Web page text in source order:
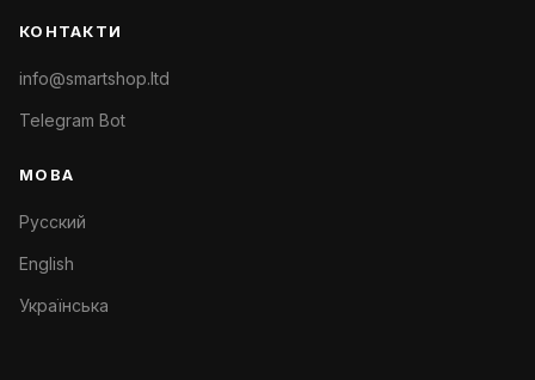
КОНТАКТИ
info@smartshop.ltd
Telegram Bot
МОВА
Русский
English
Українська